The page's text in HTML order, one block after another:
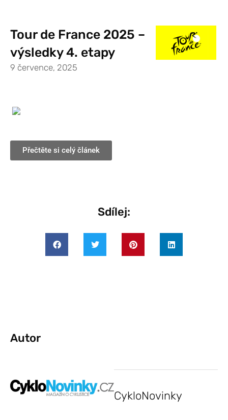
Tour de France 2025 –
výsledky 4. etapy
9 července, 2025
Přečtěte si celý článek
Sdílej:
Autor
CykloNovinky